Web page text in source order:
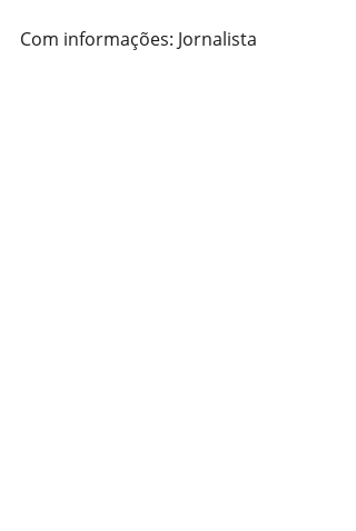
Com informações: Jornalista